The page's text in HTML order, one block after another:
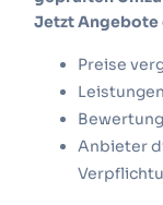
Jetzt Angebote
Preise
Anbieter